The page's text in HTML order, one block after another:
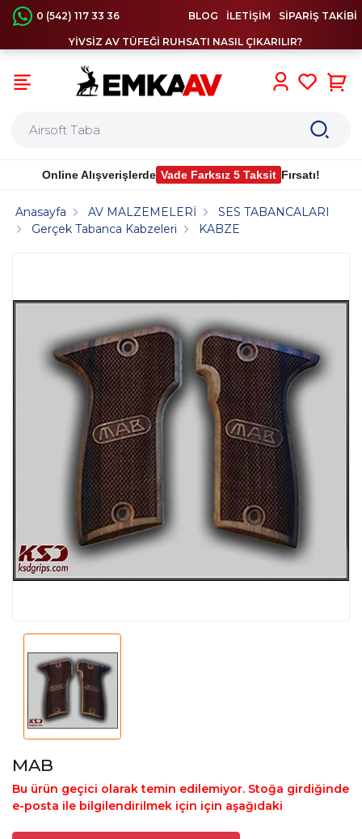
0 (542) 117 33 36 BLOG İLETİŞİM SİPARİŞ TAKİBİ
YİVSİZ AV TÜFEĞİ RUHSATI NASIL ÇIKARILIR?
Online Alışverişlerde Vade Farksız 5 Taksit Fırsatı!
Anasayfa AV MALZEMELERİ
SES TABANCALARI
Gerçek Tabanca Kabzeleri
KABZE
MAB
Bu ürün geçici olarak temin edilemiyor. Stoğa girdiğinde
e-posta ile bilgilendirilmek için için aşağıdaki